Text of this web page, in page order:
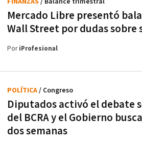
Mercado Libre presentó
Wall Street por dudas
PoriProfesional
Diputados activó el debate
del BCRA y el Gobierno
dos semanas
POLÍTICA/ Congreso